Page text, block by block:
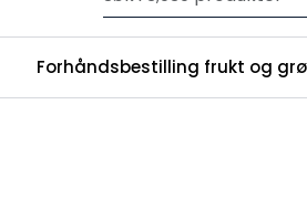
Velkommen til vår nye
Franchise | Om oss
Forhåndsbestilling frukt og